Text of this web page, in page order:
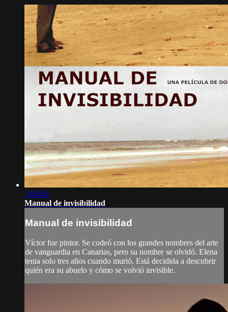
1:06:46
Manual de invisibilidad
Manual de invisibilidad
Víctor fue pintor. Se codeó con los grandes nombres del arte
de vanguardia en Canarias, pero su nombre se olvidó. Elena
tenia solo tres años cuando murió. Está decidida a descubrir
quién era su abuelo y cómo se volvió invisible.